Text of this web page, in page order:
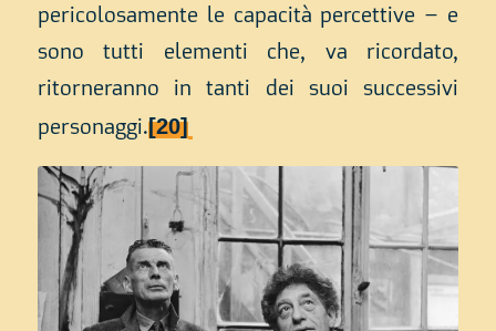
pericolosamente le capacità percettive – e
sono tutti elementi che, va ricordato,
ritorneranno in tanti dei suoi successivi
personaggi.[20]